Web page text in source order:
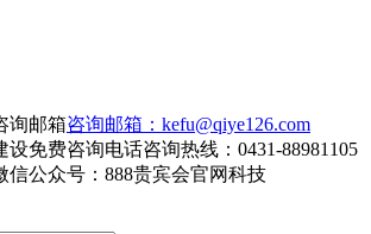
咨询邮箱：kefu@qiye126.com
咨询热线：0431-88981105
信公众号：888贵宾会官网科技